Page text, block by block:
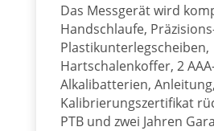
Das Messgerät wird
Handschlaufe,
Plastikunterlegscheiben,
Hartschalenkoffer, 2
Alkalibatterien,
Kalibrierungszertifikat
PTB und zwei Jahren